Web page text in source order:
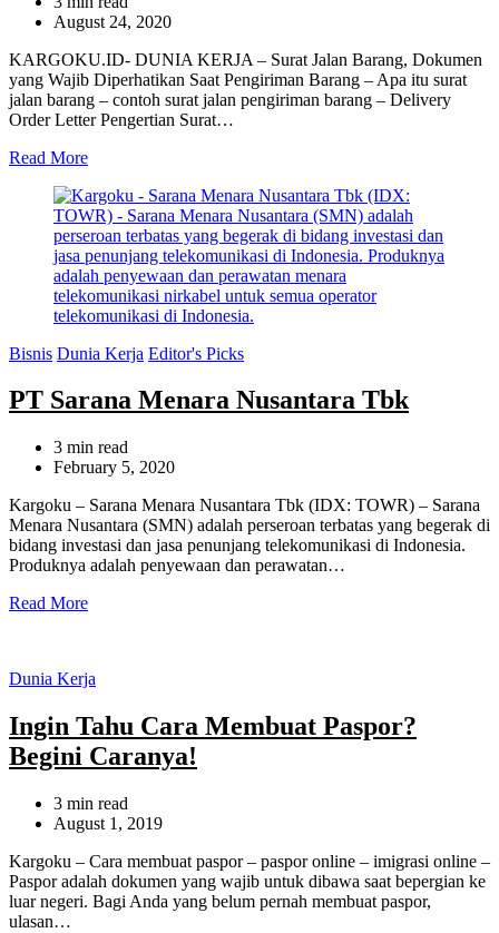
read
August 24, 2020
KARGOKU.ID- DUNIA KERJA – Surat Jalan Barang, Dokumen
yang Wajib Diperhatikan Saat Pengiriman Barang – Apa itu surat
jalan barang – contoh surat jalan pengiriman barang – Delivery
Order Letter Pengertian Surat…
Read More
Categories
Bisnis Dunia Kerja Editor's Picks
PT Sarana Menara Nusantara Tbk
Estimated
read
3 min read
February 5, 2020
Kargoku – Sarana Menara Nusantara Tbk (IDX: TOWR) – Sarana
Menara Nusantara (SMN) adalah perseroan terbatas yang begerak di
bidang investasi dan jasa penunjang telekomunikasi di Indonesia.
Produknya adalah penyewaan dan perawatan…
Read More
Categories
Dunia Kerja
Ingin Tahu Cara Membuat Paspor?
Begini Caranya!
Estimated
read
3 min read
August 1, 2019
Kargoku – Cara membuat paspor – paspor online – imigrasi online –
Paspor adalah dokumen yang wajib untuk dibawa saat bepergian ke
luar negeri. Bagi Anda yang belum pernah membuat paspor,
ulasan…